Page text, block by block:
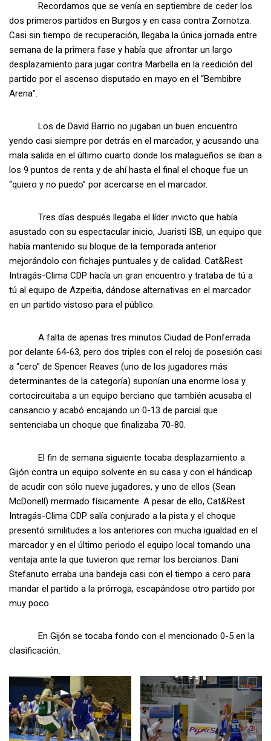
Recordamos que se venía en septiembre de ceder los
dos primeros partidos en Burgos y en casa contra Zornotza.
Casi sin tiempo de recuperación, llegaba la única jornada entre
semana de la primera fase y había que afrontar un largo
desplazamiento para jugar contra Marbella en la reedición del
partido por el ascenso disputado en mayo en el “Bembibre
Arena”.
Los de David Barrio no jugaban un buen encuentro
yendo casi siempre por detrás en el marcador, y acusando una
mala salida en el último cuarto donde los malagueños se iban a
los 9 puntos de renta y de ahí hasta el final el choque fue un
“quiero y no puedo” por acercarse en el marcador.
Tres días después llegaba el líder invicto que había
asustado con su espectacular inicio, Juaristi ISB, un equipo que
había mantenido su bloque de la temporada anterior
mejorándolo con fichajes puntuales y de calidad. Cat&Rest
Intragás-Clima CDP hacía un gran encuentro y trataba de tú a
tú al equipo de Azpeitia, dándose alternativas en el marcador
en un partido vistoso para el público.
A falta de apenas tres minutos Ciudad de Ponferrada
por delante 64-63, pero dos triples con el reloj de posesión casi
a “cero” de Spencer Reaves (uno de los jugadores más
determinantes de la categoría) suponían una enorme losa y
cortocircuitaba a un equipo berciano que también acusaba el
cansancio y acabó encajando un 0-13 de parcial que
sentenciaba un choque que finalizaba 70-80.
El fin de semana siguiente tocaba desplazamiento a
Gijón contra un equipo solvente en su casa y con el hándicap
de acudir con sólo nueve jugadores, y uno de ellos (Sean
McDonell) mermado físicamente. A pesar de ello, Cat&Rest
Intragás-Clima CDP salía conjurado a la pista y el choque
presentó similitudes a los anteriores con mucha igualdad en el
marcador y en el último periodo el equipo local tomando una
ventaja ante la que tuvieron que remar los bercianos. Dani
Stefanuto erraba una bandeja casi con el tiempo a cero para
mandar el partido a la prórroga, escapándose otro partido por
muy poco.
En Gijón se tocaba fondo con el mencionado 0-5 en la
clasificación.